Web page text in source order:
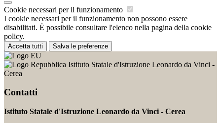
Cookie necessari per il funzionamento
I cookie necessari per il funzionamento non possono essere
disabilitati. È possibile consultare l'elenco nella pagina della cookie
policy.
Accetta tutti Salva le preferenze
Istituto Statale d'Istruzione Leonardo da Vinci -
Cerea
Contatti
Istituto Statale d'Istruzione Leonardo da Vinci - Cerea